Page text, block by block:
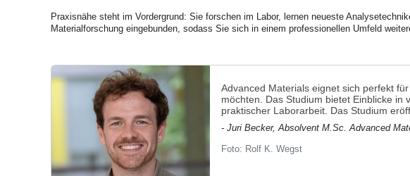
Praxisnähe steht im Vordergrund: Sie forschen im Labor, lernen neueste
Materialforschung eingebunden, sodass Sie sich in einem professionellen Umfeld
Advanced Materials eignet sich perfekt
möchten. Das Studium bietet Einblicke in
praktischer Laborarbeit. Das Studium
- Juri Becker, Absolvent M.Sc. Advanced
Foto: Rolf K. Wegst